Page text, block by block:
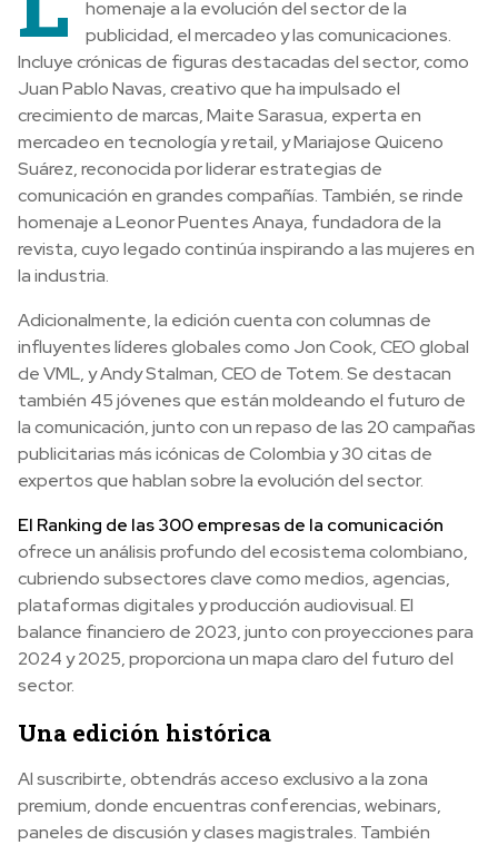
homenaje a la evolución del sector de la
publicidad, el mercadeo y las comunicaciones.
Incluye crónicas de figuras destacadas del sector, como
Juan Pablo Navas, creativo que ha impulsado el
crecimiento de marcas, Maite Sarasua, experta en
mercadeo en tecnología y retail, y Mariajose Quiceno
Suárez, reconocida por liderar estrategias de
comunicación en grandes compañías. También, se rinde
homenaje a Leonor Puentes Anaya, fundadora de la
revista, cuyo legado continúa inspirando a las mujeres en
la industria.
Adicionalmente, la edición cuenta con columnas de
influyentes líderes globales como Jon Cook, CEO global
de VML, y Andy Stalman, CEO de Totem. Se destacan
también 45 jóvenes que están moldeando el futuro de
la comunicación, junto con un repaso de las 20 campañas
publicitarias más icónicas de Colombia y 30 citas de
expertos que hablan sobre la evolución del sector.
El Ranking de las 300 empresas de la comunicación
ofrece un análisis profundo del ecosistema colombiano,
cubriendo subsectores clave como medios, agencias,
plataformas digitales y producción audiovisual. El
balance financiero de 2023, junto con proyecciones para
2024 y 2025, proporciona un mapa claro del futuro del
sector.
Una edición histórica
Al suscribirte, obtendrás acceso exclusivo a la zona
premium, donde encuentras conferencias, webinars,
paneles de discusión y clases magistrales. También